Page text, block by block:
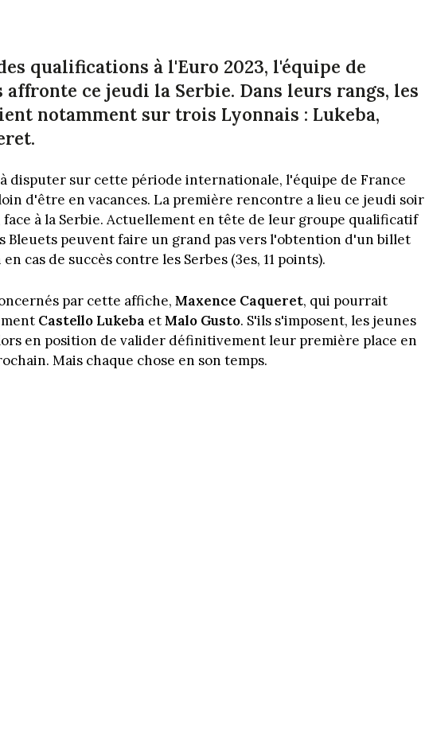
qualifications à l'Euro 2023, l'équipe de
affronte ce jeudi la Serbie. Dans leurs rangs, les
notamment sur trois Lyonnais : Lukeba,
disputer sur cette période internationale, l'équipe de France
d'être en vacances. La première rencontre a lieu ce jeudi soir
face à la Serbie. Actuellement en tête de leur groupe qualificatif
Bleuets peuvent faire un grand pas vers l'obtention d'un billet
cas de succès contre les Serbes (3es, 11 points).
par cette affiche, Maxence Caqueret, qui pourrait
Castello Lukeba etMalo Gusto. S'ils s'imposent, les jeunes
en position de valider définitivement leur première place en
Mais chaque chose en son temps.